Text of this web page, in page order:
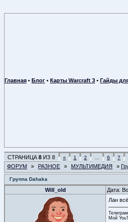
Главная • Блог • Карты Warcraft 3 • Гайды
СТРАНИЦА 8 ИЗ 8 « 1 2 6 7
ФОРУМ » РАЗНОЕ » МУЛЬТИМЕДИЯ »
Группа Dahaka
Will_old Дата:
Лан
Мой